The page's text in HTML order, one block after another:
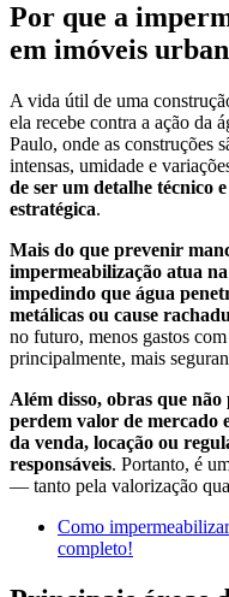
Por que a
em imóveis
A vida útil de uma
ela recebe contra a ação da
Paulo, onde as construções
intensas, umidade e
de ser um detalhe técnico
estratégica.
Mais do que prevenir
impermeabilização atua
impedindo que água
metálicas ou cause
no futuro, menos gastos
principalmente, mais
Além disso, obras que não
perdem valor de mercado
da venda, locação ou
responsáveis. Portanto, é
— tanto pela valorização
Como
completo!